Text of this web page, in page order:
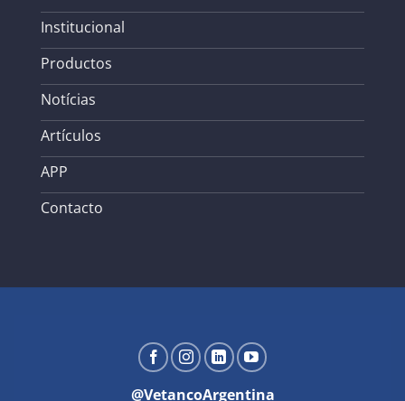
Institucional
Productos
Notícias
Artículos
APP
Contacto
@VetancoArgentina